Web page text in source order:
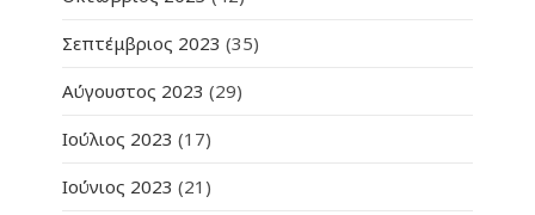
Σεπτέμβριος 2023 (35)
Αύγουστος 2023 (29)
Ιούλιος 2023 (17)
Ιούνιος 2023 (21)